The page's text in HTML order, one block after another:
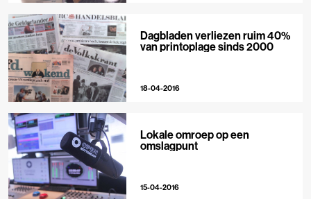
Dagbladen verliezen ruim 40%
van printoplage sinds 2000
18-04-2016
Lokale omroep op een
omslagpunt
15-04-2016